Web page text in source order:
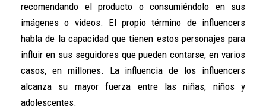
recomendando el producto o consumiéndolo en sus
imágenes o videos. El propio término de influencers
habla de la capacidad que tienen estos personajes para
influir en sus seguidores que pueden contarse, en varios
casos, en millones. La influencia de los influencers
alcanza su mayor fuerza entre las niñas, niños y
adolescentes.